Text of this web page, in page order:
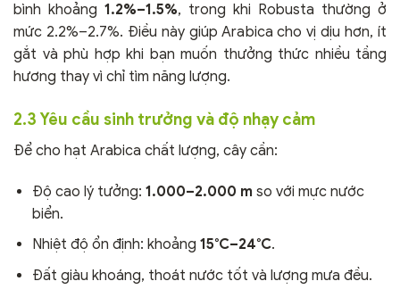
bình khoảng 1.2%–1.5%, trong khi Robusta thường ở
mức 2.2%–2.7%. Điều này giúp Arabica cho vị dịu hơn, ít
gắt và phù hợp khi bạn muốn thưởng thức nhiều tầng
hương thay vì chỉ tìm năng lượng.
2.3 Yêu cầu sinh trưởng và độ nhạy cảm
Để cho hạt Arabica chất lượng, cây cần:
Độ cao lý tưởng: 1.000–2.000 m so với mực nước
biển.
Nhiệt độ ổn định: khoảng 15°C–24°C.
Đất giàu khoáng, thoát nước tốt và lượng mưa đều.